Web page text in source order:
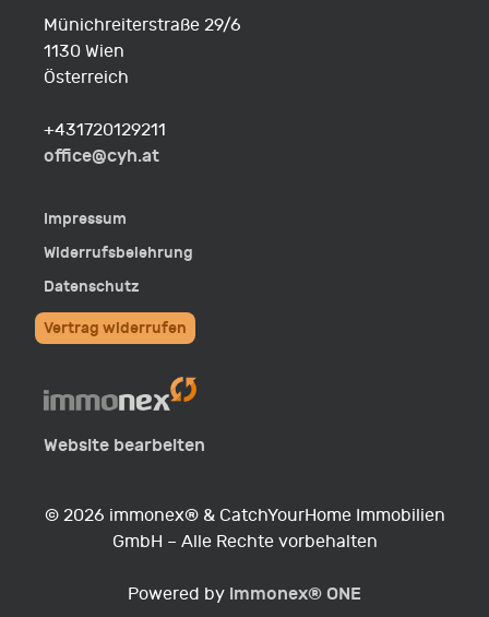
Münichreiterstraße 29/6
1130 Wien
Österreich
Fon
+431720129211
E-
office@cyh.at
Impressum
Widerrufsbelehrung
Datenschutz
Vertrag widerrufen
Website bearbeiten
© 2026 immonex® & CatchYourHome Immobilien
GmbH – Alle Rechte vorbehalten
Powered by immonex® ONE